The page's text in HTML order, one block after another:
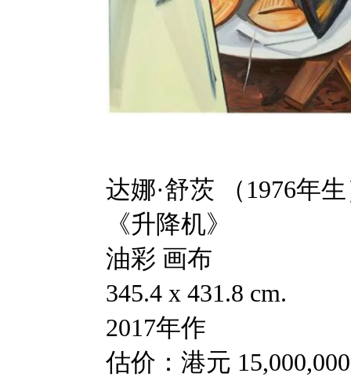
达娜·舒茨 （1976年
《升降机》
油彩 画布
345.4 x 431.8 cm.
2017年作
估价：港元